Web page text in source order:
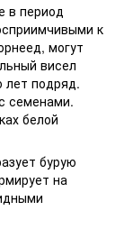
в период
к
могут
висел
лет подряд.
семенами.
белой
бурую
на